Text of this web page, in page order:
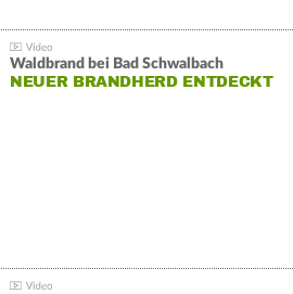
Waldbrand bei Bad Schwalbach
NEUER BRANDHERD ENTDECKT